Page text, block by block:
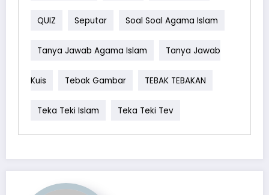
QUIZ Seputar Soal Soal Agama Islam
Tanya Jawab Agama Islam Tanya Jawab
Kuis Tebak Gambar TEBAK TEBAKAN
Teka Teki Islam Teka Teki Tev